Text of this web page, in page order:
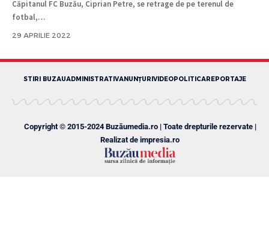
Căpitanul FC Buzău, Ciprian Petre, se retrage de pe terenul de
fotbal,…
29 APRILIE 2022
STIRI BUZAUADMINISTRATIVANUNȚURIVIDEOPOLITICAREPORTAJE
Copyright © 2015-2024 Buzăumedia.ro | Toate drepturile rezervate |
Realizat de impresia.ro